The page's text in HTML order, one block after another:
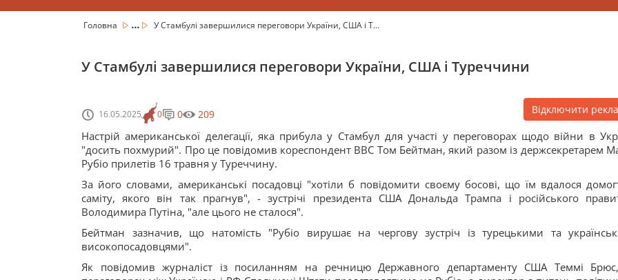
Головна ... У Стамбулі завершилися переговори України, США і Т...
У Стамбулі завершилися переговори України, США і Туреччини
16.05.2025 0 0 209 Відключити
Настрій американської делегації, яка прибула у Стамбул для участі у переговорах щодо війни в
"досить похмурий". Про це повідомив кореспондент BBC Том Бейтман, який разом із держсекретарем
Рубіо прилетів 16 травня у Туреччину.
За його словами, американські посадовці "хотіли б повідомити своєму босові, що їм вдалося
саміту, якого він так прагнув", - зустрічі президента США Дональда Трампа і російського
Володимира Путіна, "але цього не сталося".
Бейтман зазначив, що натомість "Рубіо вирушає на чергову зустріч із турецькими та
високопосадовцями".
Як повідомив журналіст із посиланням на речницю Державного департаменту США Теммі